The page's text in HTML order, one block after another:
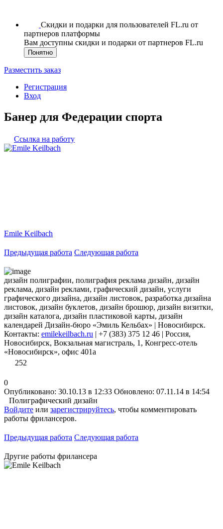
Скидки и подарки для пользователей FL.ru от
партнеров платформы
Вам доступны скидки и подарки от партнеров FL.ru
Понятно
Разместить заказ
Регистрация
Вход
Банер для Федерации спорта
Ссылка на работу
Emile Keilbach
Предыдущая работа Следующая работа
дизайн полиграфии, полиграфия реклама дизайн, дизайн
реклама, дизайн реклами, графический дизайн, услуги
графического дизайна, дизайн листовок, разработка дизайна
листовок, дизайн буклетов, дизайн брошюр, дизайн визитки,
дизайн каталога, дизайн пластиковой карты, дизайн
календарей Дизайн-бюро «Эмиль Кельбах» | Новосибирск.
Контакты: emilekeilbach.ru | +7 (383) 375 12 46 | Россия,
Новосибирск, Вокзальная магистраль, 1, Конгресс-отель
«Новосибирск», офис 401а
252
0
Опубликовано: 30.10.13 в 12:33 Обновлено: 07.11.14 в 14:54
Полиграфический дизайн
Войдите или зарегистрируйтесь, чтобы комментировать
работы фрилансеров.
Предыдущая работа Следующая работа
Другие работы фрилансера